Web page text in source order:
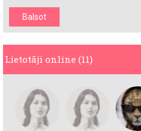
Lietotāji online (11)